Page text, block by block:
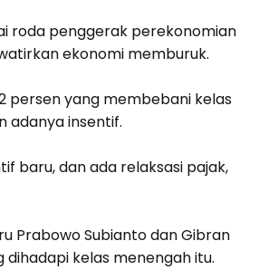
roda penggerak perekonomian
ekonomi memburuk.
persen yang membebani kelas
adanya insentif.
baru, dan ada relaksasi pajak,
Prabowo Subianto dan Gibran
kelas menengah itu.